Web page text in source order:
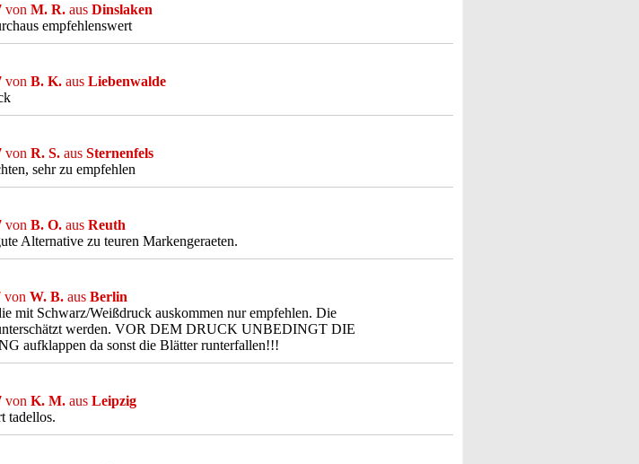
von M. R. aus Dinslaken
empfehlenswert
von B. K. aus Liebenwalde
von R. S. aus Sternenfels
sehr zu empfehlen
von B. O. aus Reuth
Alternative zu teuren Markengeraeten.
von W. B. aus Berlin
mit Schwarz/Weißdruck auskommen nur empfehlen. Die
werden. VOR DEM DRUCK UNBEDINGT DIE
aufklappen da sonst die Blätter runterfallen!!!
von K. M. aus Leipzig
tadellos.